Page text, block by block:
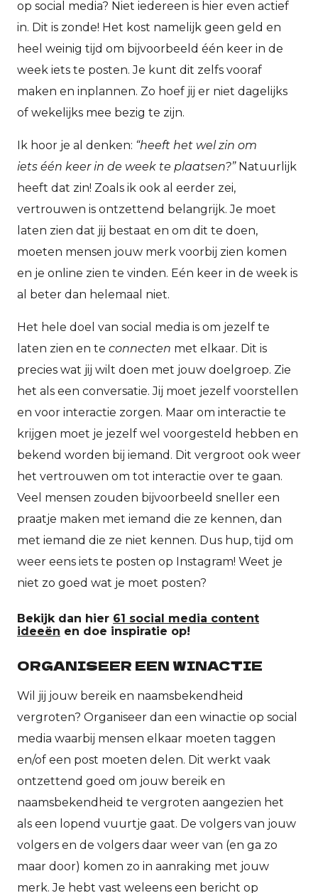
op social media? Niet iedereen is hier even actief
in. Dit is zonde! Het kost namelijk geen geld en
heel weinig tijd om bijvoorbeeld één keer in de
week iets te posten. Je kunt dit zelfs vooraf
maken en inplannen. Zo hoef jij er niet dagelijks
of wekelijks mee bezig te zijn.
Ik hoor je al denken: “heeft het wel zin om
iets één keer in de week te plaatsen?”Natuurlijk
heeft dat zin! Zoals ik ook al eerder zei,
vertrouwen is ontzettend belangrijk. Je moet
laten zien dat jij bestaat en om dit te doen,
moeten mensen jouw merk voorbij zien komen
en je online zien te vinden. Eén keer in de week is
al beter dan helemaal niet.
Het hele doel van social media is om jezelf te
laten zien en te connecten met elkaar. Dit is
precies wat jij wilt doen met jouw doelgroep. Zie
het als een conversatie. Jij moet jezelf voorstellen
en voor interactie zorgen. Maar om interactie te
krijgen moet je jezelf wel voorgesteld hebben en
bekend worden bij iemand. Dit vergroot ook weer
het vertrouwen om tot interactie over te gaan.
Veel mensen zouden bijvoorbeeld sneller een
praatje maken met iemand die ze kennen, dan
met iemand die ze niet kennen. Dus hup, tijd om
weer eens iets te posten op Instagram! Weet je
niet zo goed wat je moet posten?
Bekijk dan hier 61 social media content
ideeën en doe inspiratie op!
ORGANISEER EEN WINACTIE
Wil jij jouw bereik en naamsbekendheid
vergroten? Organiseer dan een winactie op social
media waarbij mensen elkaar moeten taggen
en/of een post moeten delen. Dit werkt vaak
ontzettend goed om jouw bereik en
naamsbekendheid te vergroten aangezien het
als een lopend vuurtje gaat. De volgers van jouw
volgers en de volgers daar weer van (en ga zo
maar door) komen zo in aanraking met jouw
merk. Je hebt vast weleens een bericht op